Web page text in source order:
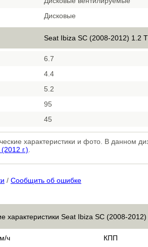
Дисковые
Seat Ibiza SC (2008-2012) 1.2
6.7
4.4
5.2
95
45
характеристики и фото. В данном
г.)
/ Сообщить об ошибке
характеристики Seat Ibiza SC (2008-2012)
ч КПП